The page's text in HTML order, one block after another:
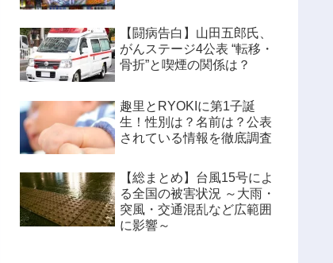
【闘病告白】山田五郎氏、
がんステージ4公表 “転移・
骨折”と喫煙の関係は？
趣里とRYOKIに第1子誕
生！性別は？名前は？公表
されている情報を徹底調査
【総まとめ】台風15号によ
る全国の被害状況 ～大雨・
突風・交通混乱など広範囲
に影響～